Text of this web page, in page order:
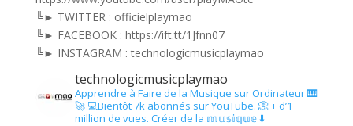
╚► TWITTER : officielplaymao
╚► FACEBOOK : https://ift.tt/1Jfnn07
╚► INSTAGRAM : technologicmusicplaymao
technologicmusicplaymao
Apprendre à Faire de la Musique sur Ordinateur 🎹
🚀 💻Bientôt 7k abonnés sur YouTube. 📀 + d’1
million de vues. Créer de la 𝕞𝕦𝕤𝕚𝕢𝕦𝕖 ⬇️